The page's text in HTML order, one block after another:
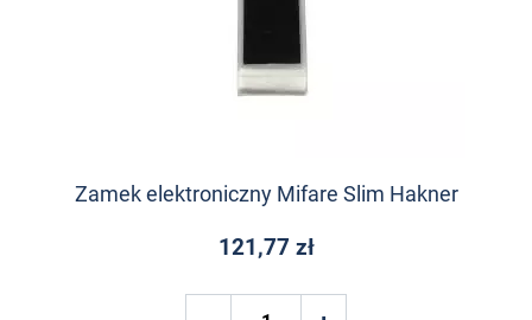
Zamek elektroniczny Mifare Slim Hakner
121,77 zł